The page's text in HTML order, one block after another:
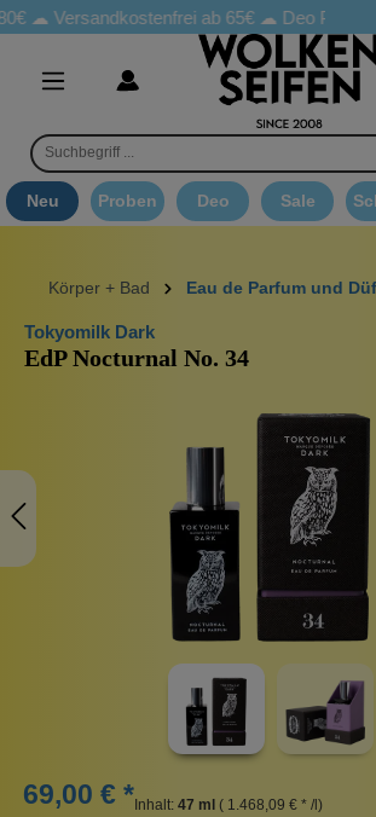
ab 65€ ☁ Deo Proben in
Neu Proben Deo Sale
Körper + Bad Eau de Parfum und
Tokyomilk Dark
EdP Nocturnal No. 34
69,00 € * Inhalt: 47 ml ( 1.468,09 € * /l)